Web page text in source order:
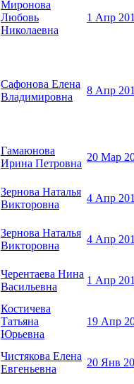
Миронова
Любовь
Николаевна
1 Апр
Сафонова Елена
Владимировна
8 Апр
Гамаюнова
Ирина Петровна
20 Мар
Зернова Наталья
Викторовна
4 Апр
Зернова Наталья
Викторовна
4 Апр
Черентаева Нина
Васильевна
1 Апр
Костичева
Татьяна
Юрьевна
19 Апр
Чистякова Елена
Евгеньевна
20 Янв